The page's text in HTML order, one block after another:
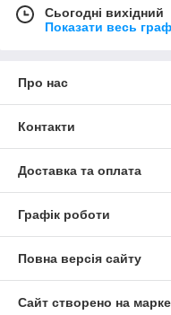
Сьогодні вихідний
Показати весь
Про нас
Контакти
Доставка та оплата
Графік роботи
Повна версія сайту
Сайт створено на